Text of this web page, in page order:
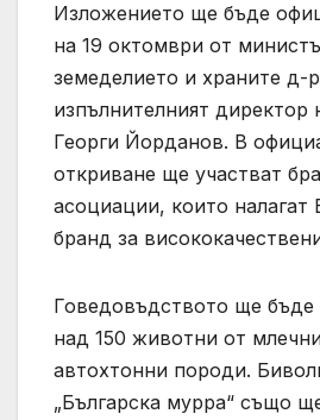
Изложението ще бъде
на 19 октомври от
земеделието и храните д-
изпълнителният
Георги Йорданов. В
откриване ще участват
асоциации, които налагат
бранд за
Говедовъдството ще бъде
над 150 животни от
автохтонни породи.
„Българска мурра“ също